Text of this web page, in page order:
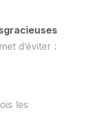
d’éviter :
les